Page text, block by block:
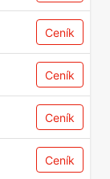
Ceník
Ceník
Ceník
Ceník